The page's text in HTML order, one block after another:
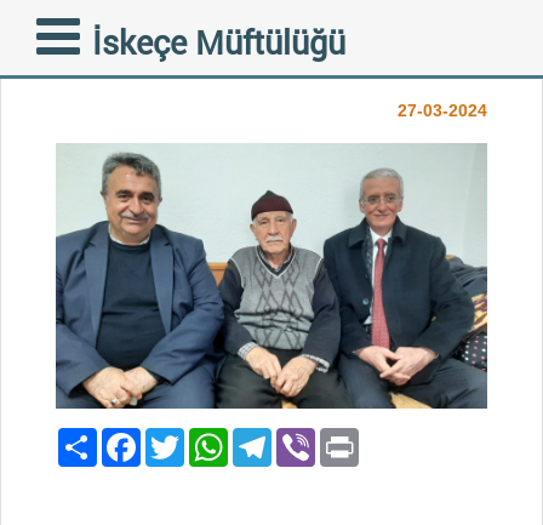
İskeçe Müftülüğü
HAFIZ RASİM HRALOĞLU
(AHMET)
27-03-2024
PaylaşFacebook
TwitterWhatsAppTelegram
Viber